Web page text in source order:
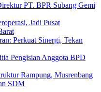
PT. BPR Subang Gemi
Jadi Pusat
Perkuat Sinergi, Tekan
Pengisian Anggota BPD
Rampung, Musrenbang
SDM